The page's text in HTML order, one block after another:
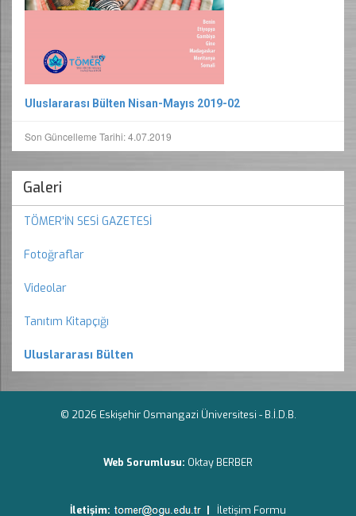
Uluslararası Bülten Nisan-Mayıs 2019-02
Son Güncelleme Tarihi: 4.07.2019
Galeri
TÖMER'İN SESİ GAZETESİ
Fotoğraflar
Videolar
Tanıtım Kitapçığı
Uluslararası Bülten
© 2026 Eskişehir Osmangazi Üniversitesi - B.İ.D.B.
Web Sorumlusu: Oktay BERBER
İletişim: | İletişim Formu